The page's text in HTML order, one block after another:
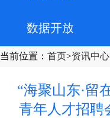
数据开放
当前位置 ： 首页>资讯中心
“海聚山东·留
青年人才招聘